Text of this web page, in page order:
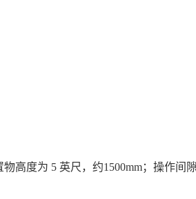
高度为 5 英尺，约1500mm；操作间